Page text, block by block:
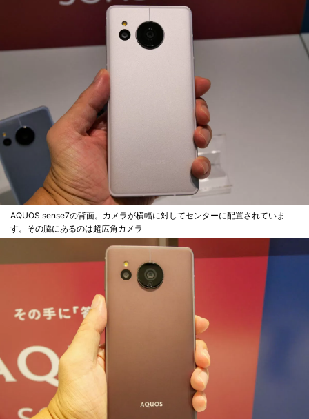
AQUOS sense7の背面。カメラが横幅に対してセンターに配置されていま
す。その脇にあるのは超広角カメラ